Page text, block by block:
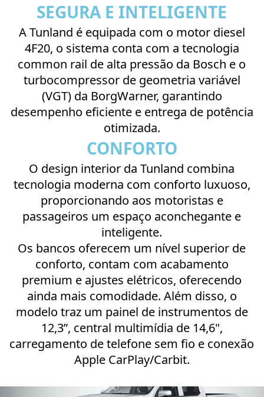
SEGURA E INTELIGENTE
A Tunland é equipada com o motor diesel
4F20, o sistema conta com a tecnologia
common rail de alta pressão da Bosch e o
turbocompressor de geometria variável
(VGT) da BorgWarner, garantindo
desempenho eficiente e entrega de potência
otimizada.
CONFORTO
O design interior da Tunland combina
tecnologia moderna com conforto luxuoso,
proporcionando aos motoristas e
passageiros um espaço aconchegante e
inteligente.
Os bancos oferecem um nível superior de
conforto, contam com acabamento
premium e ajustes elétricos, oferecendo
ainda mais comodidade. Além disso, o
modelo traz um painel de instrumentos de
12,3”, central multimídia de 14,6",
carregamento de telefone sem fio e conexão
Apple CarPlay/Carbit.